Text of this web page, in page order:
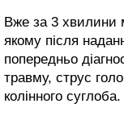
Вже за 3 хвилини
якому після
попередньо
травму, струс
колінного суглоба.